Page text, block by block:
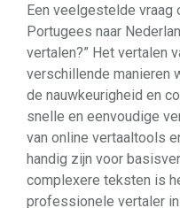
Een veelgestelde vraag
Portugees naar
vertalen?” Het vertalen
verschillende manieren
de nauwkeurigheid en
snelle en eenvoudige
van online vertaaltools
handig zijn voor
complexere teksten is
professionele vertaler